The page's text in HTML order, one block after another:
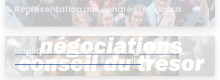
Représentation aux congrès régionaux
Impliquez-vous dans les négociations
dans une assemblée virtuelle